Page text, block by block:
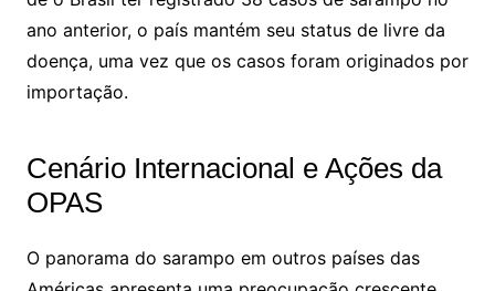
ano anterior, o país mantém seu status de livre da
doença, uma vez que os casos foram originados por
importação.
Cenário Internacional e Ações da
OPAS
O panorama do sarampo em outros países das